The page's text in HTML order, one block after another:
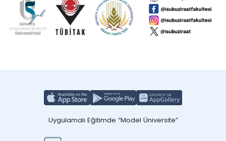
Uygulamalı Eğitimde “Model Üniversite”